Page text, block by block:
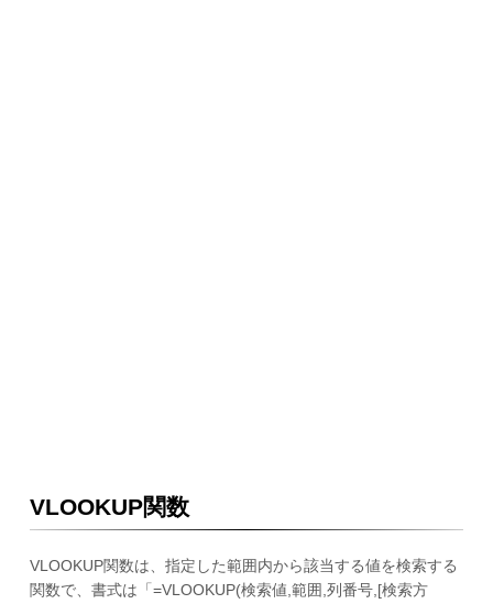
VLOOKUP関数
VLOOKUP関数は、指定した範囲内から該当する値を検索する
関数で、書式は「=VLOOKUP(検索値,範囲,列番号,[検索方